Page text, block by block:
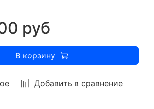
Добавить в сравнение
руб
В корзину